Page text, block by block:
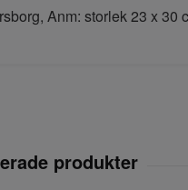
Anm: storlek 23 x 30